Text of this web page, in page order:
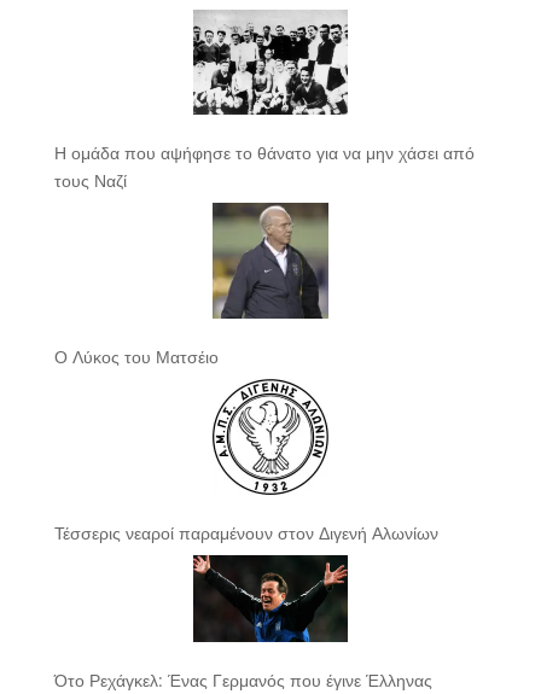
Η ομάδα που αψήφησε το θάνατο για να μην χάσει από
τους Ναζί
Ο Λύκος του Ματσέιο
Τέσσερις νεαροί παραμένουν στον Διγενή Αλωνίων
Ότο Ρεχάγκελ: Ένας Γερμανός που έγινε Έλληνας